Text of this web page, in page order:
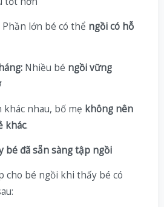
Phần lớn bé có thể ngồi có hỗ
Nhiều bé ngồi vững
nhau, bố mẹ không nên
khác.
bé đã sẵn sàng tập ngồi
cho bé ngồi khi thấy bé có